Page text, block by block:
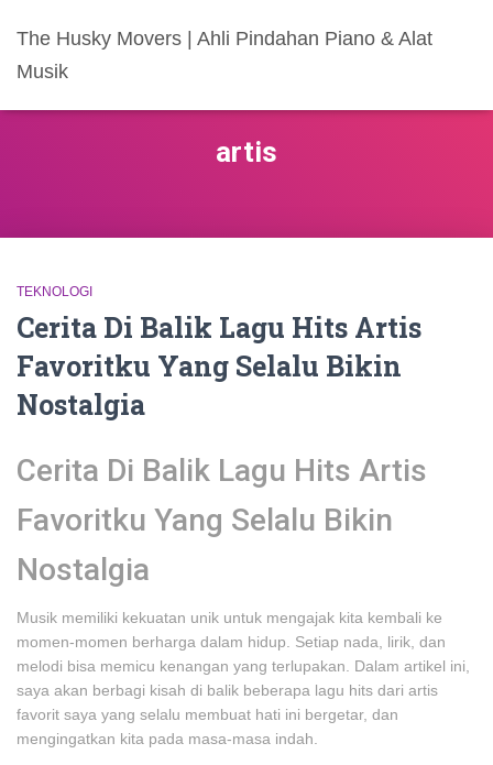
The Husky Movers | Ahli Pindahan Piano & Alat
Musik
artis
TEKNOLOGI
Cerita Di Balik Lagu Hits Artis
Favoritku Yang Selalu Bikin
Nostalgia
Cerita Di Balik Lagu Hits Artis
Favoritku Yang Selalu Bikin
Nostalgia
Musik memiliki kekuatan unik untuk mengajak kita kembali ke
momen-momen berharga dalam hidup. Setiap nada, lirik, dan
melodi bisa memicu kenangan yang terlupakan. Dalam artikel ini,
saya akan berbagi kisah di balik beberapa lagu hits dari artis
favorit saya yang selalu membuat hati ini bergetar, dan
mengingatkan kita pada masa-masa indah.